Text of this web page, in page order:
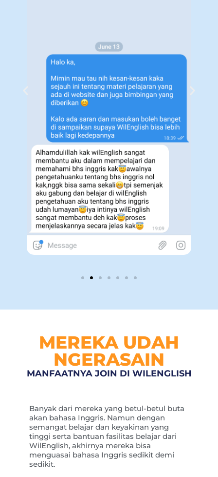
MEREKA UDAH
NGERASAIN
MANFAATNYA JOIN DI WILENGLISH
Banyak dari mereka yang betul-betul buta
akan bahasa Inggris. Namun dengan
semangat belajar dan keyakinan yang
tinggi serta bantuan fasilitas belajar dari
WilEnglish, akhirnya mereka bisa
menguasai bahasa Inggris sedikit demi
sedikit.